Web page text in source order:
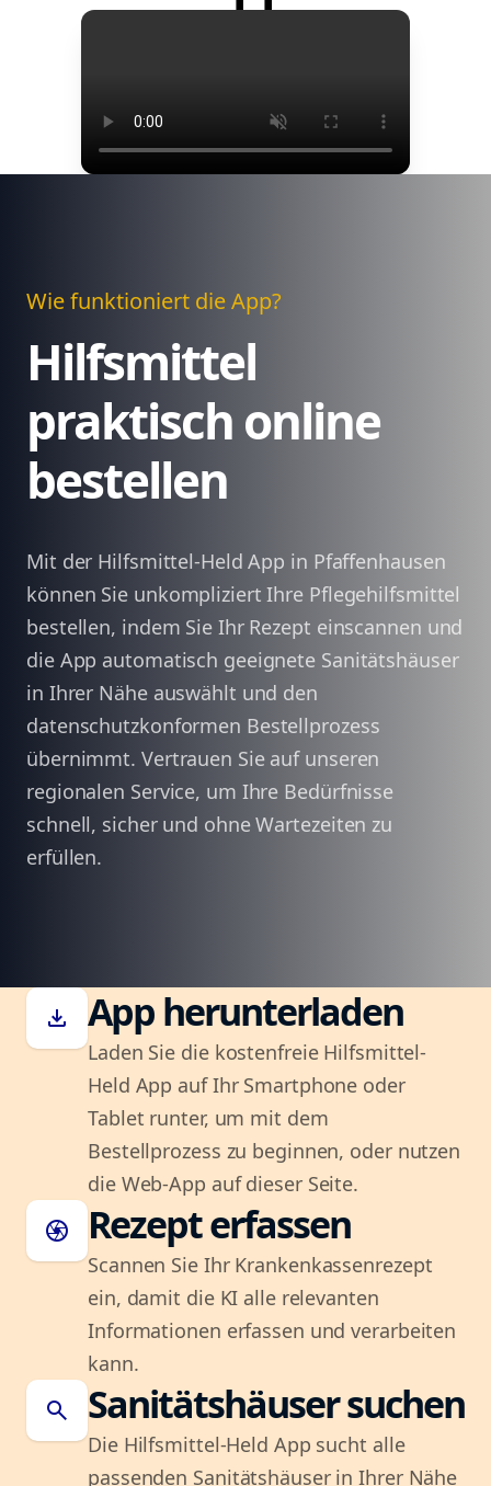
Wie funktioniert die App?
Hilfsmittel
praktisch online
bestellen
Mit der Hilfsmittel-Held App in Pfaffenhausen
können Sie unkompliziert Ihre Pflegehilfsmittel
bestellen, indem Sie Ihr Rezept einscannen und
die App automatisch geeignete Sanitätshäuser
in Ihrer Nähe auswählt und den
datenschutzkonformen Bestellprozess
übernimmt. Vertrauen Sie auf unseren
regionalen Service, um Ihre Bedürfnisse
schnell, sicher und ohne Wartezeiten zu
erfüllen.
download App herunterladen
Laden Sie die kostenfreie Hilfsmittel-
Held App auf Ihr Smartphone oder
Tablet runter, um mit dem
Bestellprozess zu beginnen, oder nutzen
die Web-App auf dieser Seite.
camera Rezept erfassen
Scannen Sie Ihr Krankenkassenrezept
ein, damit die KI alle relevanten
Informationen erfassen und verarbeiten
kann.
search Sanitätshäuser suchen
Die Hilfsmittel-Held App sucht alle
passenden Sanitätshäuser in Ihrer Nähe